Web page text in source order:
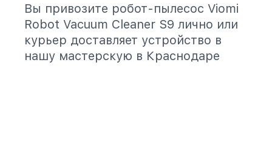
Вы привозите робот-пылесос Viomi
Robot Vacuum Cleaner S9 лично или
курьер доставляет устройство в
нашу мастерскую в Краснодаре